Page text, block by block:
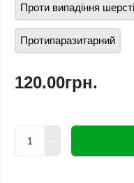
Проти випадіння шерсті
Протипаразитарний
120.00грн.